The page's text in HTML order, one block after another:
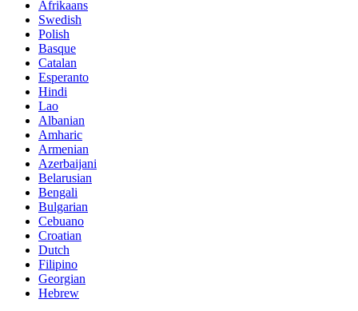
Afrikaans
Swedish
Polish
Basque
Catalan
Esperanto
Hindi
Lao
Albanian
Amharic
Armenian
Azerbaijani
Belarusian
Bengali
Bulgarian
Cebuano
Croatian
Dutch
Filipino
Georgian
Hebrew